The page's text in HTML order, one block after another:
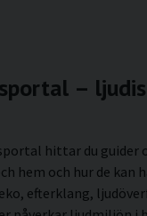
–
hittar du
hem och hur de
efterklang,